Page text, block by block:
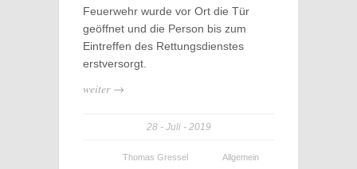
Feuerwehr wurde vor Ort die Tür
geöffnet und die Person bis zum
Eintreffen des Rettungsdienstes
erstversorgt.
weiter →
28 Juli 2019
Thomas Gressel
Allgemein